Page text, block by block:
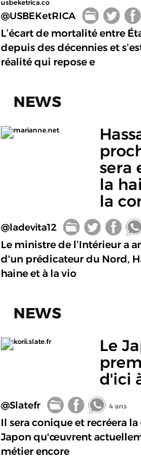
usbeketrica.co
@USBEKetRICA
L’écart de mortalité entre
depuis des décennies et
réalité qui repose e
NEWS
marianne.net
sera
la
la
@ladevita12
Le ministre de l’Intérieur a
d'un prédicateur du Nord,
haine et à la vio
NEWS
korii.slate.fr
Le
d'ici
@Slatefr 4 ans
Il sera conique et recréera
Japon qu'œuvrent
métier encore